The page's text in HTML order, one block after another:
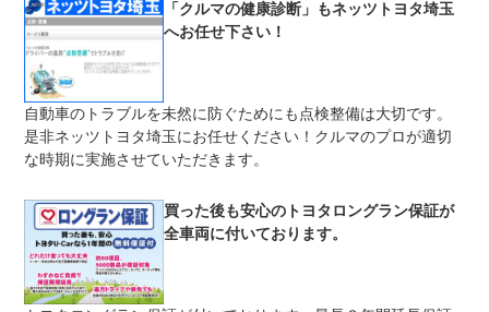
修理回数 無制限
上限金額
車両本体価格
の修理は保証期間内であれば何度でもお使い頂けますので
安心の保証内容となっております。
免責金
無し
免責金額はございません。
保証修理
受付先
全国約５０００箇所のトヨタディーラー、テクノショップ
で修理が可能です。
法定整備
整備付 法定12ヶ月または法定24ヶ月点検整備付
※車検なし・車検整備付の場合は法定24ヶ月点検整備付
※商用車は6ヶ月または12ヶ月点検整備付
「クルマの健康診断」もネッツトヨタ埼玉
へお任せ下さい！
自動車のトラブルを未然に防ぐためにも点検整備は大切です。
是非ネッツトヨタ埼玉にお任せください！クルマのプロが適切
な時期に実施させていただきます。
買った後も安心のトヨタロングラン保証が
全車両に付いております。